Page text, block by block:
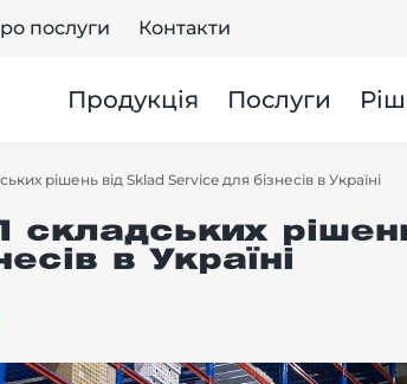
послуги Контакти
Продукція Послуги
рішень від Sklad Service для бізнесів в Україні
складських
в Україні